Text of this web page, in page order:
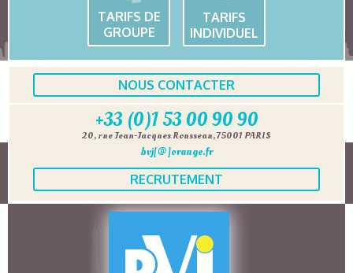
TARIFS DE
GROUPE
TARIFS
INDIVIDUEL
NOUS CONTACTER
+33 (0)1 53 00 90 90
20, rue Jean-Jacques Rousseau, 75001 PARIS
bvj[@]orange.fr
RECRUTEMENT